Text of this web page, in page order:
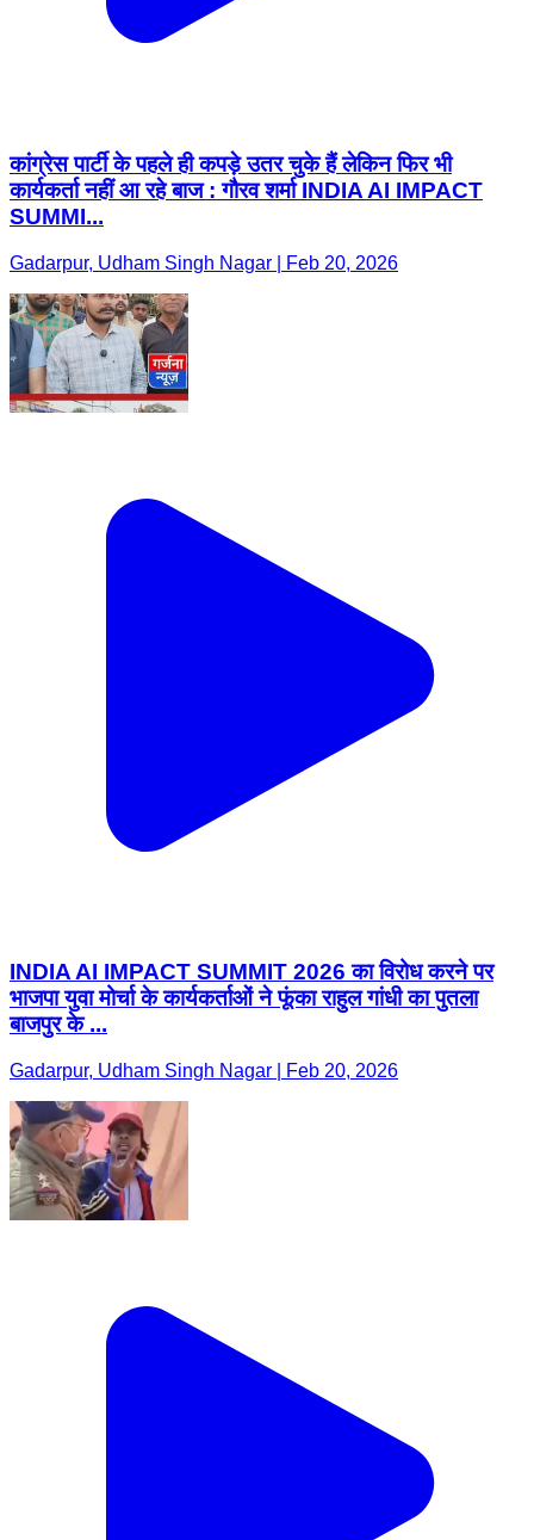
कांग्रेस पार्टी के पहले ही कपड़े उतर चुके हैं लेकिन फिर भी
कार्यकर्ता नहीं आ रहे बाज : गौरव शर्मा INDIA AI IMPACT
SUMMI...
Gadarpur, Udham Singh Nagar | Feb 20, 2026
INDIA AI IMPACT SUMMIT 2026 का विरोध करने पर
भाजपा युवा मोर्चा के कार्यकर्ताओं ने फूंका राहुल गांधी का पुतला
बाजपुर के ...
Gadarpur, Udham Singh Nagar | Feb 20, 2026